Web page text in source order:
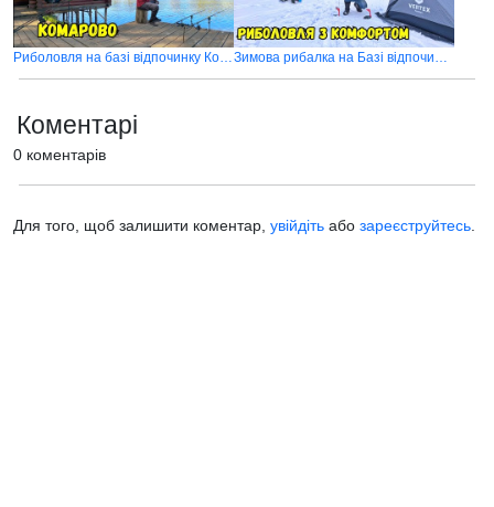
Риболовля на базі відпочинку Комарово Зимова рибалка на Базі відпочинку Комарово
Коментарі
0 коментарів
Для того, щоб залишити коментар, увійдіть або зареєструйтесь